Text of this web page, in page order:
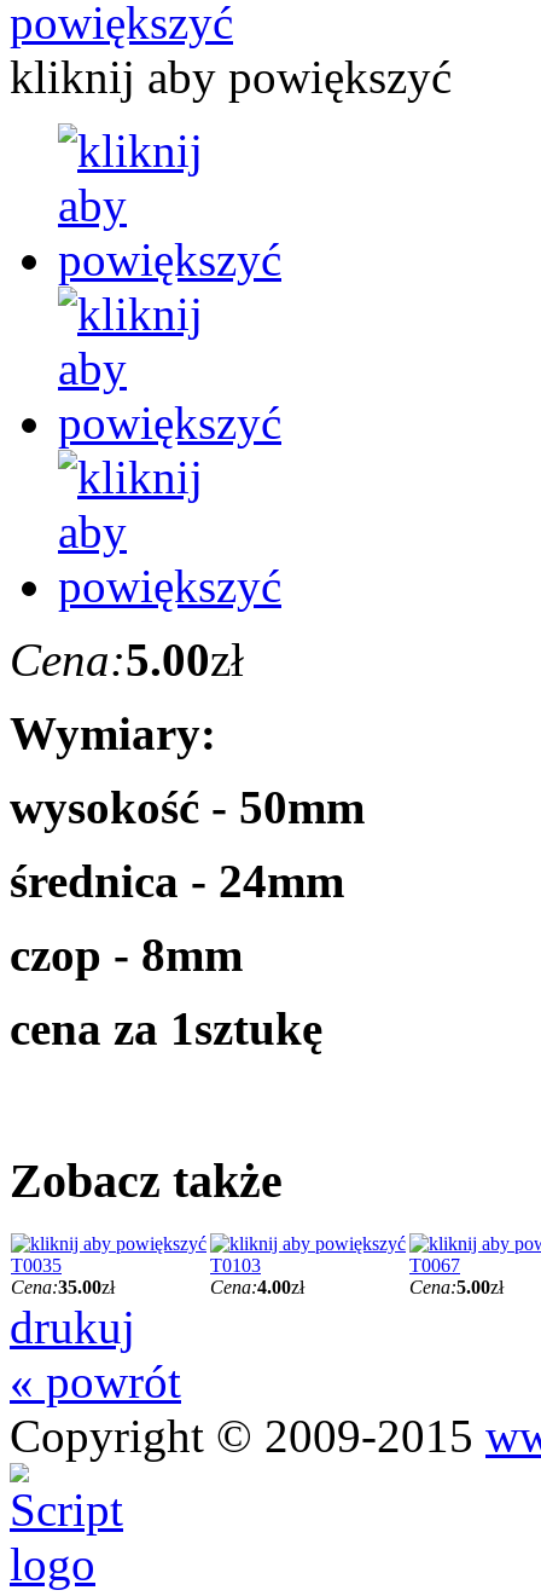
kliknij aby powiększyć
Cena:5.00zł
Wymiary:
wysokość - 50mm
średnica - 24mm
czop - 8mm
cena za 1sztukę
Zobacz także
T0035
Cena:35.00zł
T0103
Cena:4.00zł
T0067
Cena:5.00zł
drukuj
« powrót
Copyright © 2009-2015